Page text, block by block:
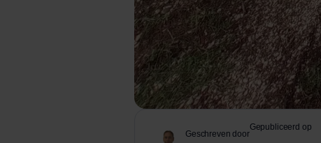
Geschreven door
Gepubliceerd op